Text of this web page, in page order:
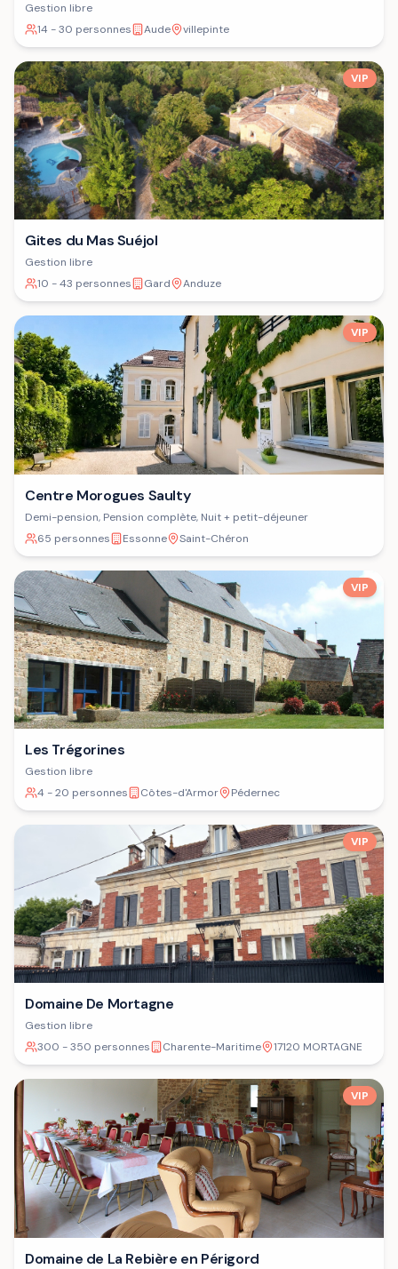
Gestion libre
14 - 30 personnes
Aude villepinte
VIP
Gites du Mas Suéjol
Gestion libre
10 - 43 personnes
Gard Anduze
VIP
Centre Morogues Saulty
Demi-pension, Pension complète, Nuit + petit-déjeuner
65 personnes
Essonne Saint-Chéron
VIP
Les Trégorines
Gestion libre
4 - 20 personnes
Côtes-d'Armor Pédernec
VIP
Domaine De Mortagne
Gestion libre
300 - 350 personnes
Charente-Maritime 17120 MORTAGNE
VIP
Domaine de La Rebière en Périgord